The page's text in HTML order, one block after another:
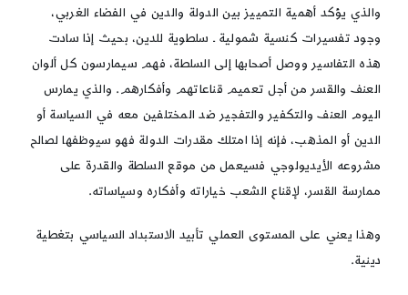
والذي يؤكد أهمية التمييز بين الدولة والدين في الفضاء الغربي،
وجود تفسيرات كنسية شمولية ـ سلطوية للدين، بحيث إذا سادت
هذه التفاسير ووصل أصحابها إلى السلطة، فهم سيمارسون كل ألوان
العنف والقسر من أجل تعميم قناعاتهم وأفكارهم. والذي يمارس
اليوم العنف والتكفير والتفجير ضد المختلفين معه في السياسة أو
الدين أو المذهب، فإنه إذا امتلك مقدرات الدولة فهو سيوظفها لصالح
مشروعه الأيديولوجي فسيعمل من موقع السلطة والقدرة على
ممارسة القسر، لإقناع الشعب خياراته وأفكاره وسياساته.
وهذا يعني على المستوى العملي تأبيد الاستبداد السياسي بتغطية
دينية.